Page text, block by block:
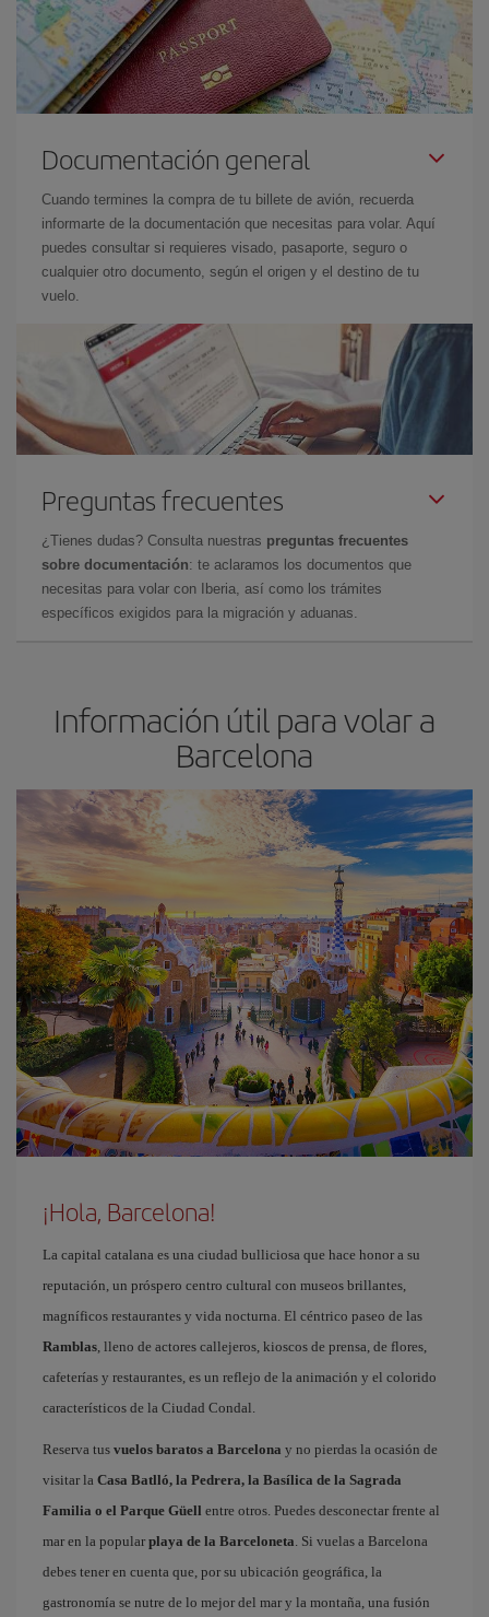
Documentación general
Cuando termines la compra de tu billete de avión, recuerda
informarte de la documentación que necesitas para volar. Aquí
puedes consultar si requieres visado, pasaporte, seguro o
cualquier otro documento, según el origen y el destino de tu
vuelo.
Preguntas frecuentes
¿Tienes dudas? Consulta nuestras preguntas frecuentes
sobre documentación: te aclaramos los documentos que
necesitas para volar con Iberia, así como los trámites
específicos exigidos para la migración y aduanas.
Información útil para volar a
Barcelona
¡Hola, Barcelona!
La capital catalana es una ciudad bulliciosa que hace honor a su
reputación, un próspero centro cultural con museos brillantes,
magníficos restaurantes y vida nocturna. El céntrico paseo de las
Ramblas, lleno de actores callejeros, kioscos de prensa, de flores,
cafeterías y restaurantes, es un reflejo de la animación y el colorido
característicos de la Ciudad Condal.
Reserva tus vuelos baratos a Barcelona y no pierdas la ocasión de
visitar la Casa Batlló, la Pedrera, la Basílica de la Sagrada
Familia o el Parque Güell entre otros. Puedes desconectar frente al
mar en la popular playa de la Barceloneta. Si vuelas a Barcelona
debes tener en cuenta que, por su ubicación geográfica, la
gastronomía se nutre de lo mejor del mar y la montaña, una fusión